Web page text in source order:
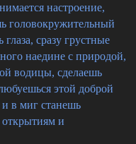
настроение,
головокружительный
сразу грустные
наедине с природой,
водицы, сделаешь
этой доброй
и в миг станешь
и